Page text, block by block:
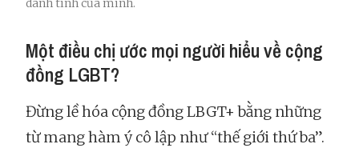
danh tính của mình.
Một điều chị ước mọi người hiểu về cộng
đồng LGBT?
Đừng lề hóa cộng đồng LBGT+ bằng những
từ mang hàm ý cô lập như “thế giới thứ ba”.